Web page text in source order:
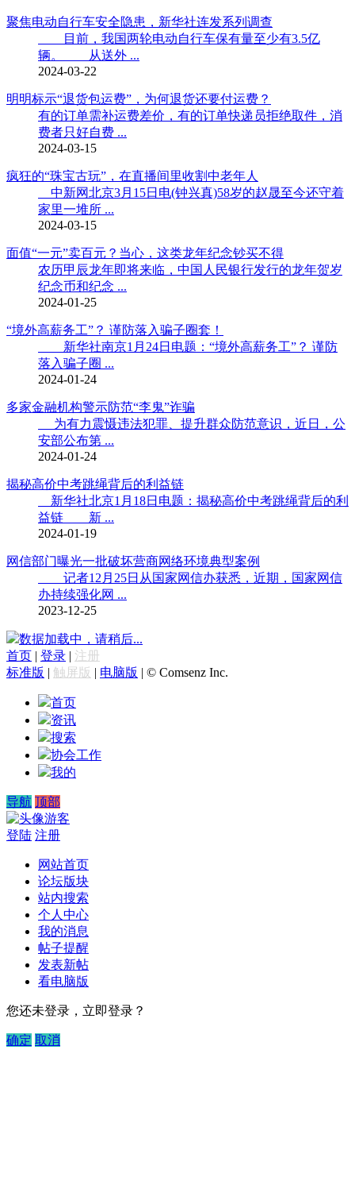
聚焦电动自行车安全隐患，新华社连发系列调查
目前，我国两轮电动自行车保有量至少有3.5亿
辆。 从送外 ...
2024-03-22
明明标示“退货包运费”，为何退货还要付运费？
有的订单需补运费差价，有的订单快递员拒绝取件，消
费者只好自费 ...
2024-03-15
疯狂的“珠宝古玩”，在直播间里收割中老年人
中新网北京3月15日电(钟兴真)58岁的赵晟至今还守着
家里一堆所 ...
2024-03-15
面值“一元”卖百元？当心，这类龙年纪念钞买不得
农历甲辰龙年即将来临，中国人民银行发行的龙年贺岁
纪念币和纪念 ...
2024-01-25
“境外高薪务工”？ 谨防落入骗子圈套！
新华社南京1月24日电题：“境外高薪务工”？ 谨防
落入骗子圈 ...
2024-01-24
多家金融机构警示防范“李鬼”诈骗
为有力震慑违法犯罪、提升群众防范意识，近日，公
安部公布第 ...
2024-01-24
揭秘高价中考跳绳背后的利益链
新华社北京1月18日电题：揭秘高价中考跳绳背后的利
益链 新 ...
2024-01-19
网信部门曝光一批破坏营商网络环境典型案例
记者12月25日从国家网信办获悉，近期，国家网信
办持续强化网 ...
2023-12-25
数据加载中，请稍后...
首页 | 登录 | 注册
标准版 | 触屏版 | 电脑版 | © Comsenz Inc.
首页
资讯
搜索
协会工作
我的
导航 顶部
游客
登陆 注册
网站首页
论坛版块
站内搜索
个人中心
我的消息
帖子提醒
发表新帖
看电脑版
您还未登录，立即登录？
确定 取消